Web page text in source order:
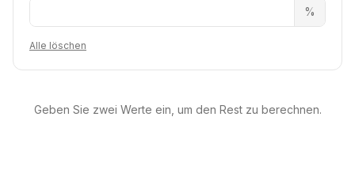
%
Alle löschen
Geben Sie zwei Werte ein, um den Rest zu berechnen.